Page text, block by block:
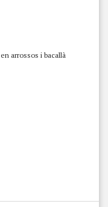
arrossos i bacallà